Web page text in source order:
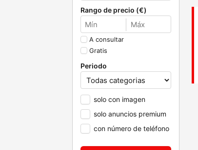
Rango de precio (€)
A consultar
Gratis
Periodo
solo con imagen
solo anuncios premium
con número de teléfono